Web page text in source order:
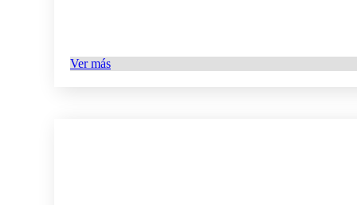
Ver más